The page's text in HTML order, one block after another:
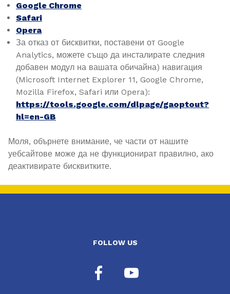
Google Chrome
Safari
Opera
За отказ от бисквитки, поставени от Google
Analytics, можете също да инсталирате следния
добавен модул на вашата обичайна) навигация
(Microsoft Internet Explorer 11, Google Chrome,
Mozilla Firefox, Safari или Opera):
https://tools.google.com/dlpage/gaoptout?
hl=en-GB
Моля, обърнете внимание, че части от нашите
уебсайтове може да не функционират правилно, ако
деактивирате бисквитките.
FOLLOW US